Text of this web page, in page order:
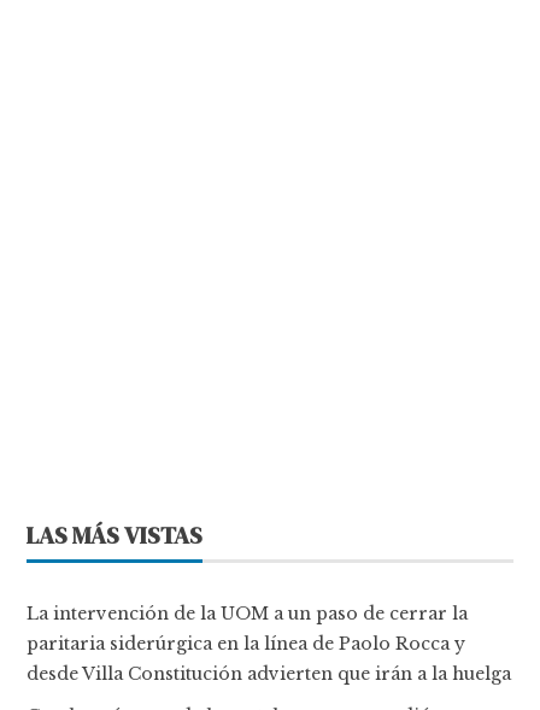
LAS MÁS VISTAS
La intervención de la UOM a un paso de cerrar la
paritaria siderúrgica en la línea de Paolo Rocca y
desde Villa Constitución advierten que irán a la huelga